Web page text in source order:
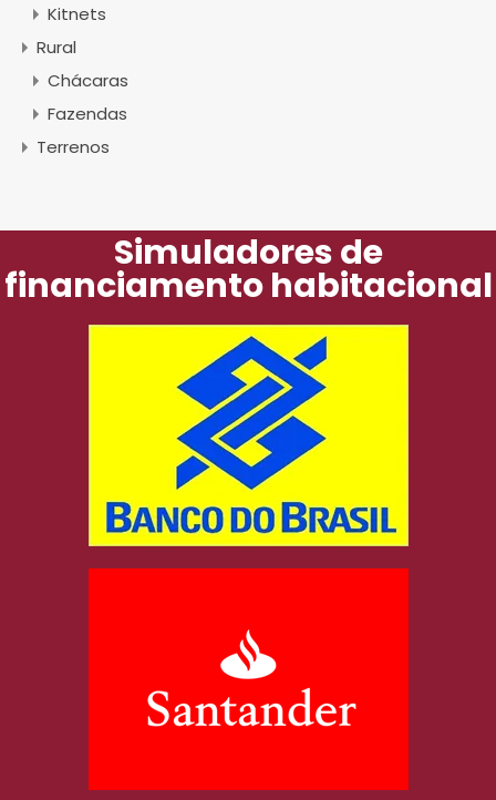
Kitnets
Rural
Chácaras
Fazendas
Terrenos
Simuladores de
financiamento habitacional